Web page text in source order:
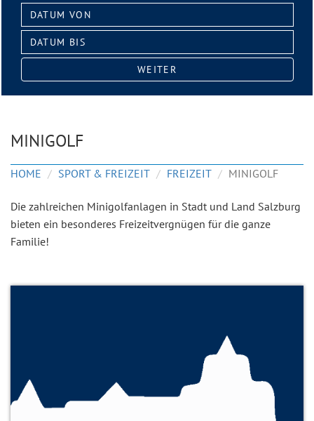
Datum
von:
Datum
bis:
WEITER
MINIGOLF
HOME SPORT & FREIZEIT FREIZEIT MINIGOLF
Die zahlreichen Minigolfanlagen in Stadt und Land Salzburg
bieten ein besonderes Freizeitvergnügen für die ganze
Familie!